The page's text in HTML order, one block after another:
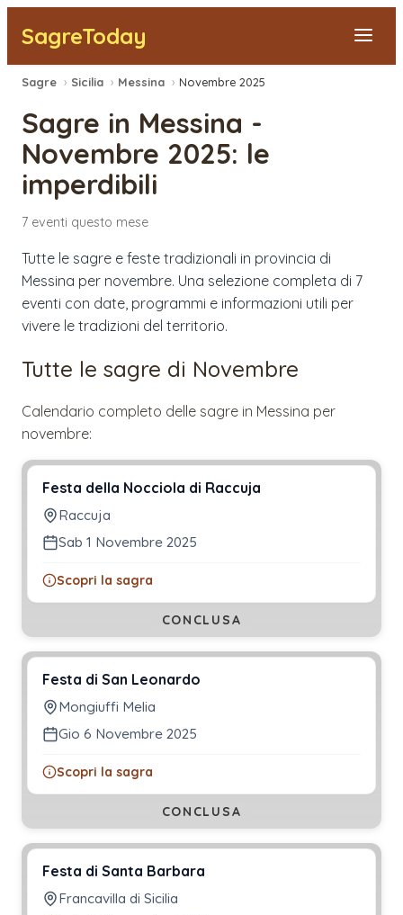
SagreToday
Segnala una sagra
Tutte le Sagre
Vicino a Me
Sagre › Sicilia › Messina › Novembre 2025
Sagre in Messina -
Novembre 2025: le
imperdibili
7 eventi questo mese
Tutte le sagre e feste tradizionali in provincia di
Messina per novembre. Una selezione completa di 7
eventi con date, programmi e informazioni utili per
vivere le tradizioni del territorio.
Tutte le sagre di Novembre
Calendario completo delle sagre in Messina per
novembre:
Festa della Nocciola di Raccuja
Raccuja
Sab 1 Novembre 2025
Scopri la sagra
CONCLUSA
Festa di San Leonardo
Mongiuffi Melia
Gio 6 Novembre 2025
Scopri la sagra
CONCLUSA
Festa di Santa Barbara
Francavilla di Sicilia